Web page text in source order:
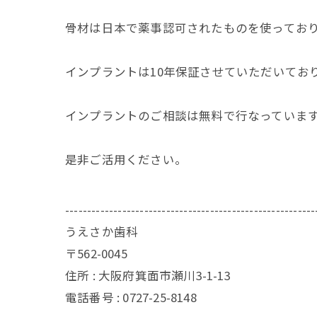
骨材は日本で薬事認可されたものを使ってお
インプラントは10年保証させていただいてお
インプラントのご相談は無料で行なっていま
是非ご活用ください。
うえさか歯科
〒562-0045
住所 : 大阪府箕面市瀬川3-1-13
電話番号 : 0727-25-8148